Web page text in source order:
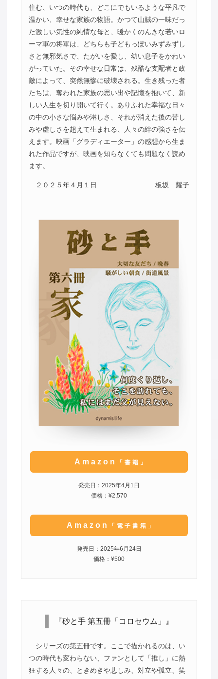
住む、いつの時代も、どこにでもいるような平凡で
温かい、幸せな家族の物語。かつて山賊の一味だっ
た激しい気性の純情な母と、暖かくのんきな若いロ
ーマ軍の将軍は、どちらも子どもっぽいみずみずし
さと無邪気さで、たがいを愛し、幼い息子をかわい
がっていた。その幸せな日常は、残酷な支配者と政
敵によって、突然無惨に破壊される。生き残った者
たちは、奪われた家族の思い出や記憶を抱いて、新
しい人生を切り開いて行く。ありふれた幸福な日々
の中の小さな悩みや淋しさ、それが消えた後の苦し
みや虚しさを超えて生まれる、人々の絆の強さを伝
えます。映画「グラディエーター」の感想から生ま
れた作品ですが、映画を知らなくても問題なく読め
ます。
２０２５年４月１日 板坂 耀子
Amazon 「書籍」
発売日：2025年4月1日
価格：¥2,570
Amazon 「電子書籍」
発売日：2025年6月24日
価格：¥500
『砂と手 第五冊「コロセウム」』
シリーズの第五冊です。ここで描かれるのは、い
つの時代も変わらない、ファンとして「推し」に熱
狂する人々の、ときめきや悲しみ、対立や孤立、笑